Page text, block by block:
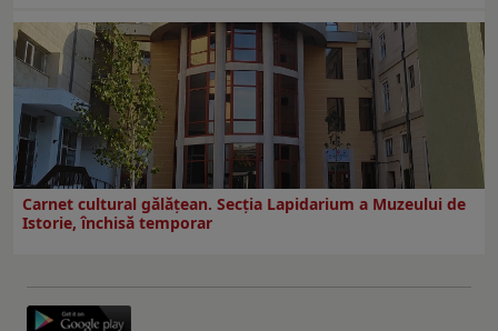
Carnet cultural gălăţean. Secţia Lapidarium a Muzeului de
Istorie, închisă temporar